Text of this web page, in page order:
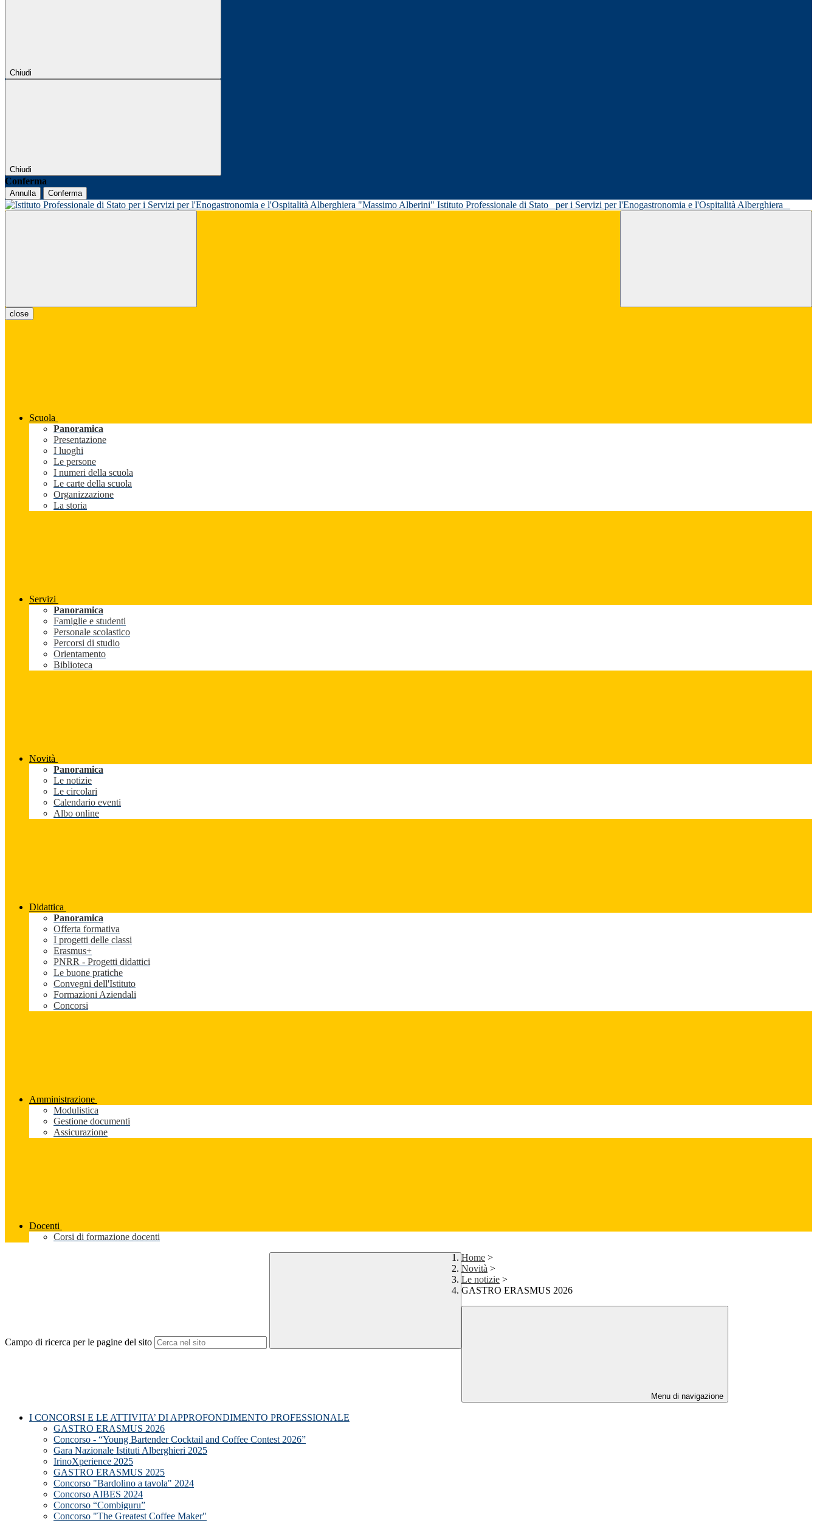
Chiudi
Chiudi
Conferma
Annulla Conferma
Istituto Professionale di Stato per i Servizi per l'Enogastronomia e l'Ospitalità Alberghiera
close
Scuola
Panoramica
Presentazione
I luoghi
Le persone
I numeri della scuola
Le carte della scuola
Organizzazione
La storia
Servizi
Panoramica
Famiglie e studenti
Personale scolastico
Percorsi di studio
Orientamento
Biblioteca
Novità
Panoramica
Le notizie
Le circolari
Calendario eventi
Albo online
Didattica
Panoramica
Offerta formativa
I progetti delle classi
Erasmus+
PNRR - Progetti didattici
Le buone pratiche
Convegni dell'Istituto
Formazioni Aziendali
Concorsi
Amministrazione
Modulistica
Gestione documenti
Assicurazione
Docenti
Corsi di formazione docenti
Campo di ricerca per le pagine del sito
Home >
Novità >
Le notizie >
GASTRO ERASMUS 2026
Menu di navigazione
I CONCORSI E LE ATTIVITA’ DI APPROFONDIMENTO PROFESSIONALE
GASTRO ERASMUS 2026
Concorso - “Young Bartender Cocktail and Coffee Contest 2026”
Gara Nazionale Istituti Alberghieri 2025
IrinoXperience 2025
GASTRO ERASMUS 2025
Concorso "Bardolino a tavola" 2024
Concorso AIBES 2024
Concorso “Combiguru”
Concorso "The Greatest Coffee Maker"